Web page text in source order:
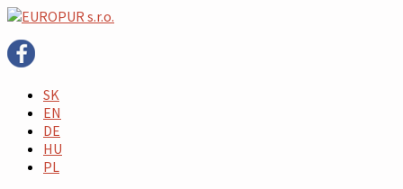
SK
EN
DE
HU
PL